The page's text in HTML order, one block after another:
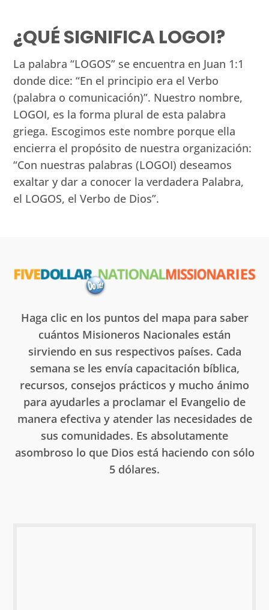
¿QUÉ SIGNIFICA LOGOI?
La palabra “LOGOS” se encuentra en Juan 1:1
donde dice: “En el principio era el Verbo
(palabra o comunicación)”. Nuestro nombre,
LOGOI, es la forma plural de esta palabra
griega. Escogimos este nombre porque ella
encierra el propósito de nuestra organización:
“Con nuestras palabras (LOGOI) deseamos
exaltar y dar a conocer la verdadera Palabra,
el LOGOS, el Verbo de Dios”.
Haga clic en los puntos del mapa para saber
cuántos Misioneros Nacionales están
sirviendo en sus respectivos países. Cada
semana se les envía capacitación bíblica,
recursos, consejos prácticos y mucho ánimo
para ayudarles a proclamar el Evangelio de
manera efectiva y atender las necesidades de
sus comunidades. Es absolutamente
asombroso lo que Dios está haciendo con sólo
5 dólares.